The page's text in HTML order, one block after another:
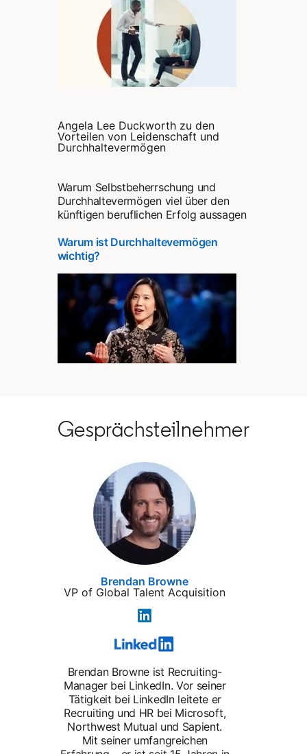
Angela Lee Duckworth zu den
Vorteilen von Leidenschaft und
Durchhaltevermögen
Warum Selbstbeherrschung und
Durchhaltevermögen viel über den
künftigen beruflichen Erfolg aussagen
Warum ist Durchhaltevermögen
wichtig?
Gesprächsteilnehmer
Brendan Browne
VP of Global Talent Acquisition
Brendan Browne ist Recruiting-
Manager bei LinkedIn. Vor seiner
Tätigkeit bei LinkedIn leitete er
Recruiting und HR bei Microsoft,
Northwest Mutual und Sapient.
Mit seiner umfangreichen